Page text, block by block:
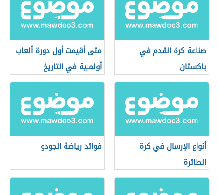
صناعة كرة القدم في
باكستان
متى أقيمت أول دورة ألعاب
أولمبية في التاريخ
أنواع الإرسال في كرة
الطائرة
فوائد رياضة الجودو